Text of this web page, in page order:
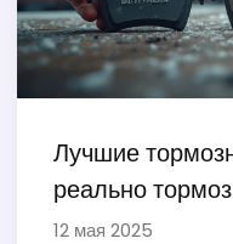
Лучшие
реально
12 мая 2025